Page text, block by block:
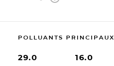
POLLUANTS PRINCIPAUX
29.0 16.0